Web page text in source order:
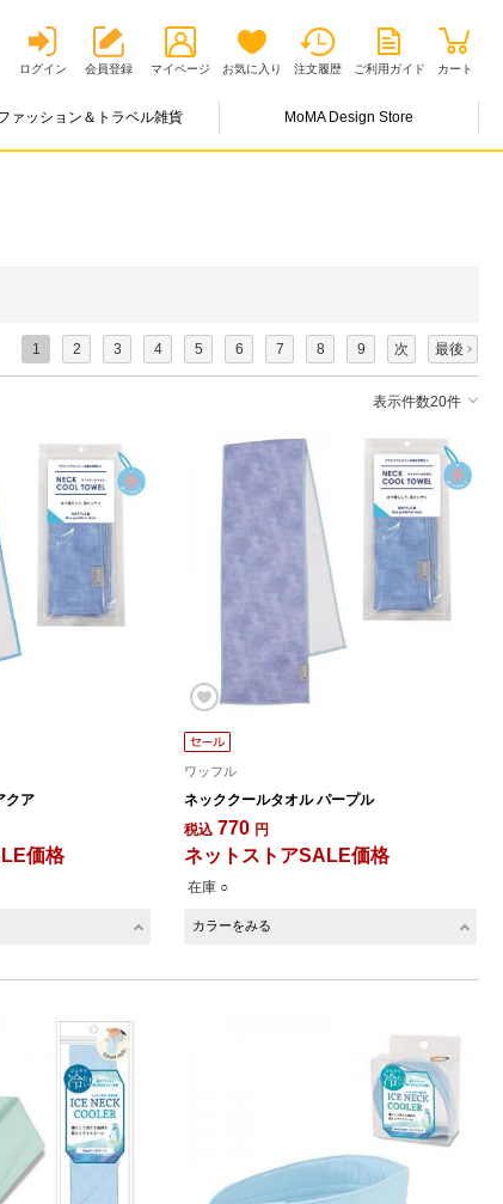
ログイン 会員登録 マイページ お気に入り 注文履歴 ご利用ガイド カート
ァッション＆トラベル雑貨 MoMA Design Store
1 2 3 4 5 6 7 8 9 次 最後
表示件数20件
クア
価格
ワッフル
ネッククールタオル パープル
税込 770 円
ネットストアSALE価格
在庫 ○
カラーをみる